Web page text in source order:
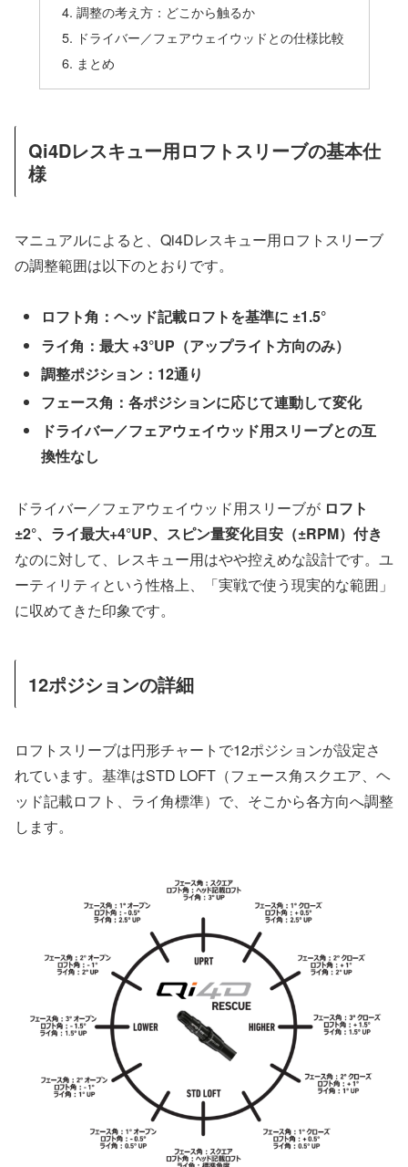
調整の考え方：どこから触るか
ドライバー／フェアウェイウッドとの仕様比較
まとめ
Qi4Dレスキュー用ロフトスリーブの基本仕
様
マニュアルによると、Qi4Dレスキュー用ロフトスリーブ
の調整範囲は以下のとおりです。
ロフト角：ヘッド記載ロフトを基準に ±1.5°
ライ角：最大 +3°UP（アップライト方向のみ）
調整ポジション：12通り
フェース角：各ポジションに応じて連動して変化
ドライバー／フェアウェイウッド用スリーブとの互
換性なし
ドライバー／フェアウェイウッド用スリーブが ロフト
±2°、ライ最大+4°UP、スピン量変化目安（±RPM）付き
なのに対して、レスキュー用はやや控えめな設計です。ユ
ーティリティという性格上、「実戦で使う現実的な範囲」
に収めてきた印象です。
12ポジションの詳細
ロフトスリーブは円形チャートで12ポジションが設定さ
れています。基準はSTD LOFT（フェース角スクエア、ヘ
ッド記載ロフト、ライ角標準）で、そこから各方向へ調整
します。